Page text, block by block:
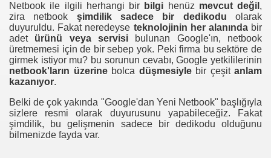
Netbook ile ilgili herhangi bir bilgi henüz mevcut değil ,
zira netbook şimdilik sadece bir dedikoduolarak
duyuruldu. Fakat neredeyse teknolojinin her alanında bir
adet ürünü veyaservisi bulunan Google'ın, netbook
üretmemesi için de bir sebep yok. Peki firma bu sektöre de
girmek istiyor mu? bu sorunun cevabı, Google yetkililerinin
netbook'ların üzerine bolca düşmesiyle bir çeşit anlam
kazanıyor.
Belki de çok yakında "Google'dan Yeni Netbook" başlığıyla
sizlere resmi olarak duyurusunu yapabileceğiz. Fakat
şimdilik, bu gelişmenin sadece bir dedikodu olduğunu
bilmenizde fayda var.